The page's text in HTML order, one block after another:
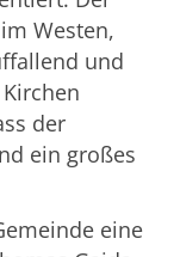
Westen,
und
der
ein großes
eine